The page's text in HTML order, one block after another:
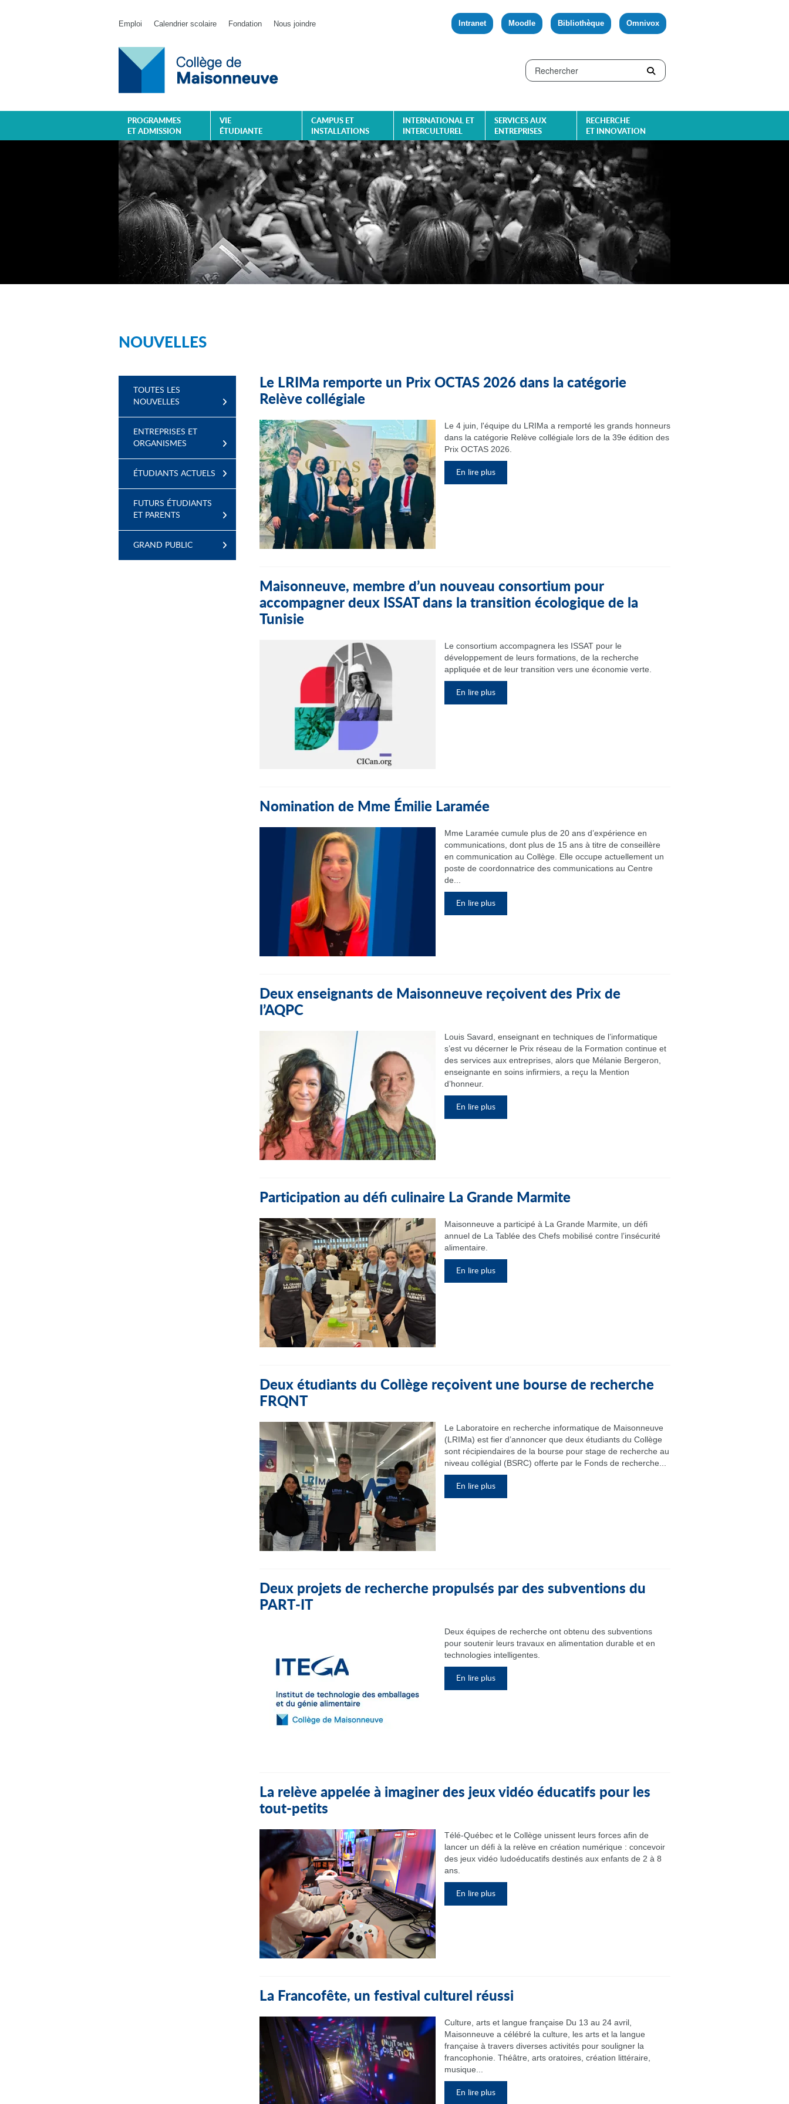
Emploi Calendrier scolaire Fondation Nous joindre Intranet Moodle Bibliothèque Omnivox
PROGRAMMES
ET ADMISSION
VIE
ÉTUDIANTE
CAMPUS ET
INSTALLATIONS
INTERNATIONAL ET
INTERCULTUREL
SERVICES AUX
ENTREPRISES
RECHERCHE
ET INNOVATION
NOUVELLES
TOUTES LES
NOUVELLES
ENTREPRISES ET
ORGANISMES
ÉTUDIANTS ACTUELS
FUTURS ÉTUDIANTS
ET PARENTS
GRAND PUBLIC
Le LRIMa remporte un Prix OCTAS 2026 dans la catégorie
Relève collégiale
Le 4 juin, l'équipe du LRIMa a remporté les grands honneurs
dans la catégorie Relève collégiale lors de la 39e édition des
Prix OCTAS 2026.
En lire plus
Maisonneuve, membre d’un nouveau consortium pour
accompagner deux ISSAT dans la transition écologique de la
Tunisie
Le consortium accompagnera les ISSAT pour le
développement de leurs formations, de la recherche
appliquée et de leur transition vers une économie verte.
En lire plus
Nomination de Mme Émilie Laramée
Mme Laramée cumule plus de 20 ans d’expérience en
communications, dont plus de 15 ans à titre de conseillère
en communication au Collège. Elle occupe actuellement un
poste de coordonnatrice des communications au Centre
de...
En lire plus
Deux enseignants de Maisonneuve reçoivent des Prix de
l’AQPC
Louis Savard, enseignant en techniques de l’informatique
s’est vu décerner le Prix réseau de la Formation continue et
des services aux entreprises, alors que Mélanie Bergeron,
enseignante en soins infirmiers, a reçu la Mention
d’honneur.
En lire plus
Participation au défi culinaire La Grande Marmite
Maisonneuve a participé à La Grande Marmite, un défi
annuel de La Tablée des Chefs mobilisé contre l’insécurité
alimentaire.
En lire plus
Deux étudiants du Collège reçoivent une bourse de recherche
FRQNT
Le Laboratoire en recherche informatique de Maisonneuve
(LRIMa) est fier d’annoncer que deux étudiants du Collège
sont récipiendaires de la bourse pour stage de recherche au
niveau collégial (BSRC) offerte par le Fonds de recherche...
En lire plus
Deux projets de recherche propulsés par des subventions du
PART‑IT
Deux équipes de recherche ont obtenu des subventions
pour soutenir leurs travaux en alimentation durable et en
technologies intelligentes.
En lire plus
La relève appelée à imaginer des jeux vidéo éducatifs pour les
tout-petits
Télé-Québec et le Collège unissent leurs forces afin de
lancer un défi à la relève en création numérique : concevoir
des jeux vidéo ludoéducatifs destinés aux enfants de 2 à 8
ans.
En lire plus
La Francofête, un festival culturel réussi
Culture, arts et langue française Du 13 au 24 avril,
Maisonneuve a célébré la culture, les arts et la langue
française à travers diverses activités pour souligner la
francophonie. Théâtre, arts oratoires, création littéraire,
musique...
En lire plus